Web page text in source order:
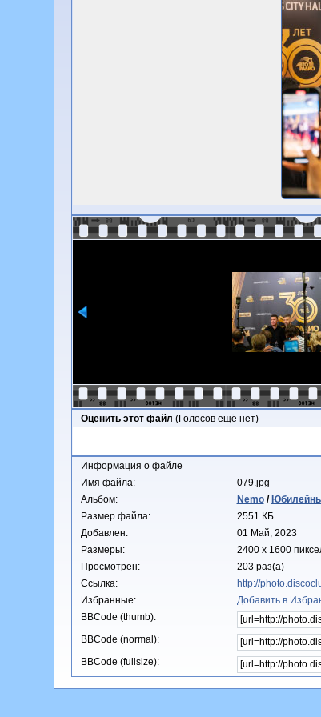
Оценить этот файл (Голосов ещё нет)
Информация о файле
Имя файла:
079.jpg
Альбом:
Nemo/
Размер файла:
2551 КБ
Добавлен:
01 Май, 2023
Размеры:
2400 x 1600
Просмотрен:
203 раз(а)
Ссылка:
http://
Избранные:
Добавить в
BBCode (thumb):
BBCode (normal):
BBCode (fullsize):